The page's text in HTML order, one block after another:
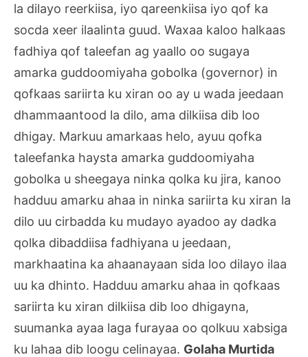
la dilayo reerkiisa, iyo qareenkiisa iyo qof ka
socda xeer ilaalinta guud. Waxaa kaloo halkaas
fadhiya qof taleefan ag yaallo oo sugaya
amarka guddoomiyaha gobolka (governor) in
qofkaas sariirta ku xiran oo ay u wada jeedaan
dhammaantood la dilo, ama dilkiisa dib loo
dhigay. Markuu amarkaas helo, ayuu qofka
taleefanka haysta amarka guddoomiyaha
gobolka u sheegaya ninka qolka ku jira, kanoo
hadduu amarku ahaa in ninka sariirta ku xiran la
dilo uu cirbadda ku mudayo ayadoo ay dadka
qolka dibaddiisa fadhiyana u jeedaan,
markhaatina ka ahaanayaan sida loo dilayo ilaa
uu ka dhinto. Hadduu amarku ahaa in qofkaas
sariirta ku xiran dilkiisa dib loo dhigayna,
suumanka ayaa laga furayaa oo qolkuu xabsiga
ku lahaa dib loogu celinayaa. Golaha Murtida